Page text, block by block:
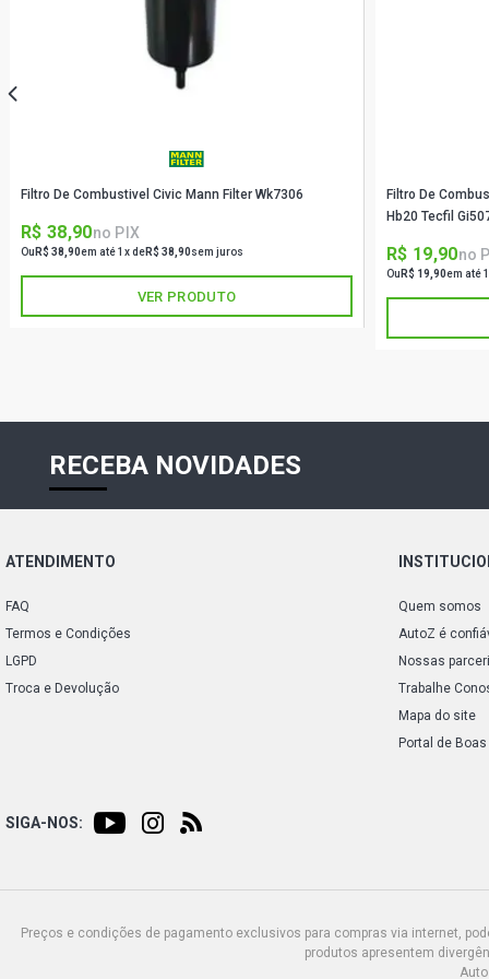
Filtro De Combustivel Civic Mann Filter Wk7306
R$ 38,90no PIX
Ou R$ 38,90em até 1x deR$ 38,90sem juros
VER PRODUTO
Filtro De
Hb20 Tecfil
R$ 19,90no
Ou R$ 19,90em até
RECEBA NOVIDADES
ATENDIMENTO
FAQ
Termos e Condições
LGPD
Troca e Devolução
Quem somos
AutoZ é
Nossas
Trabalhe
Mapa do site
Portal de
SIGA-NOS:
Preços e condições de pagamento exclusivos para compras via internet,
produtos apresentem